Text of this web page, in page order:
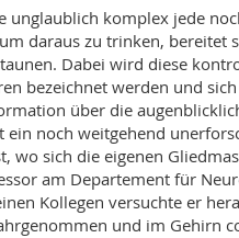
unglaublich komplex jede
daraus zu trinken, bereitet
Dabei wird diese
bezeichnet werden und
über die
noch weitgehend
wo sich die eigenen
am Departement für
Kollegen versuchte er
und im Gehirn